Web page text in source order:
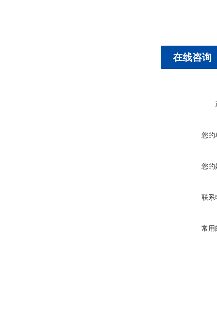
在线咨询
您的
您的
联系
常用